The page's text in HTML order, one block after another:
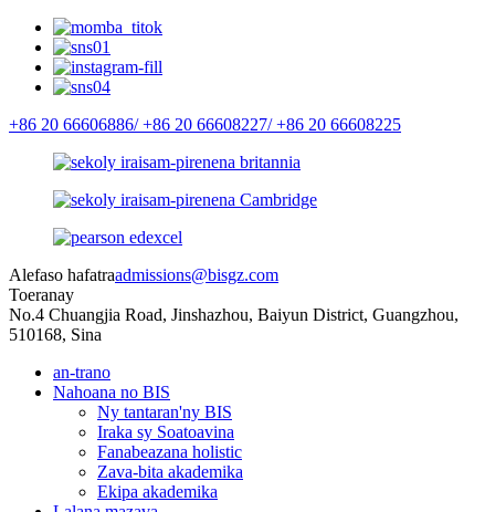
+86 20 66606886/ +86 20 66608227/ +86 20 66608225
Alefaso hafatraadmissions@bisgz.com
Toeranay
No.4 Chuangjia Road, Jinshazhou, Baiyun District, Guangzhou,
510168, Sina
an-trano
Nahoana no BIS
Ny tantaran'ny BIS
Iraka sy Soatoavina
Fanabeazana holistic
Zava-bita akademika
Ekipa akademika